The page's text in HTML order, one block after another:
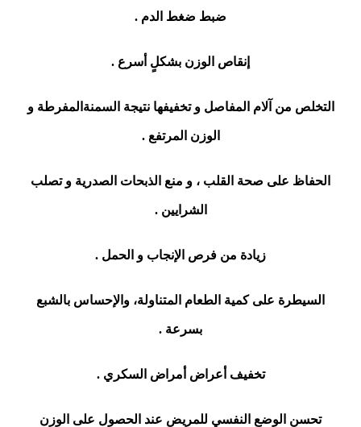
ضبط ضغط الدم .
إنقاص الوزن بشكلٍ أسرع .
التخلص من آلام المفاصل و تخفيفها نتيجة السمنةالمفرطة و
الوزن المرتفع .
الحفاظ على صحة القلب ، و منع الذبحات الصدرية و تصلب
الشرايين .
زيادة من فرص الإنجاب و الحمل .
السيطرة على كمية الطعام المتناولة، والإحساس بالشبع
بسرعة .
تخفيف أعراض أمراض السكري .
تحسن الوضع النفسي للمريض عند الحصول على الوزن